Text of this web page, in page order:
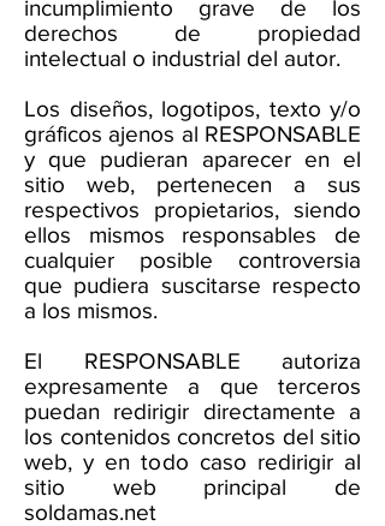
incumplimiento grave de los
derechos de propiedad
intelectual o industrial del autor.
Los diseños, logotipos, texto y/o
gráficos ajenos al RESPONSABLE
y que pudieran aparecer en el
sitio web, pertenecen a sus
respectivos propietarios, siendo
ellos mismos responsables de
cualquier posible controversia
que pudiera suscitarse respecto
a los mismos.
El RESPONSABLE autoriza
expresamente a que terceros
puedan redirigir directamente a
los contenidos concretos del sitio
web, y en todo caso redirigir al
sitio web principal de
soldamas.net